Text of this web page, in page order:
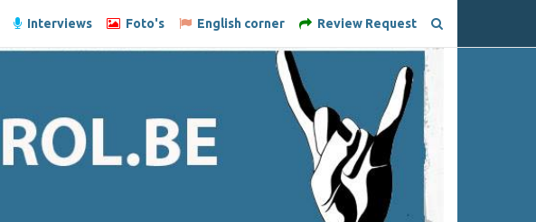
Interviews Foto's English corner Review Request